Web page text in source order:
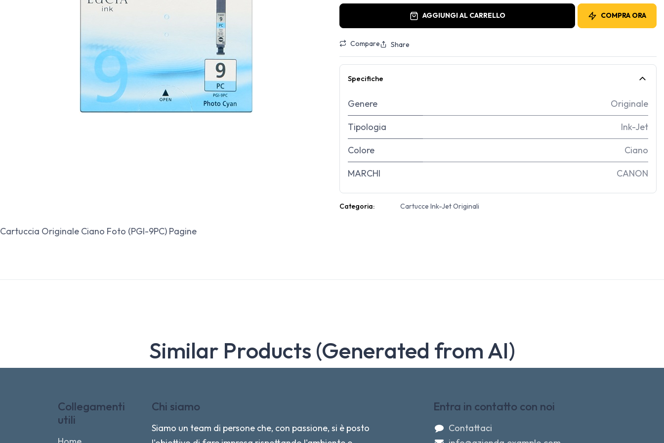
AGGIUNGI AL CARRELLO COMPRA ORA
Compare Share
Specifiche
Genere Originale
Tipologia Ink-Jet
Colore Ciano
MARCHI CANON
Categoria: Cartucce Ink-Jet Originali
Cartuccia Originale Ciano Foto (PGI-9PC) Pagine
Similar Products (Generated from AI)
Collegamenti
utili
Chi siamo
Siamo un team di persone che, con passione, si è posto
Entra in contatto con noi
Contattaci